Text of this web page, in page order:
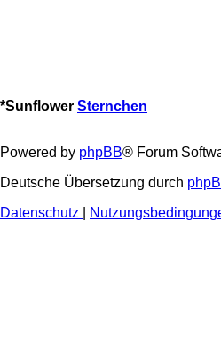
*Sunflower Sternchen
Powered by phpBB® Forum
Deutsche Übersetzung durch
Datenschutz